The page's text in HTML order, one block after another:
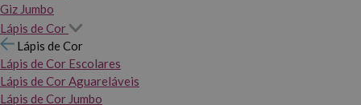
Giz Jumbo
Lápis de Cor
Lápis de Cor
Lápis de Cor Escolares
Lápis de Cor Aguareláveis
Lápis de Cor Jumbo